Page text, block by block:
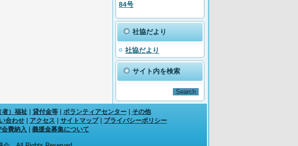
84号
社協だより
社協だより
サイト内を検索
者）福祉| 貸付金等| ボランティアセンター| その他
合わせ| アクセス サイトマップ| プライバシーポリシー
費納入 義援金募集について